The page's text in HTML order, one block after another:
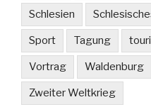
Schlesien
Sport Tagung
Vortrag Waldenburg
Zweiter Weltkrieg